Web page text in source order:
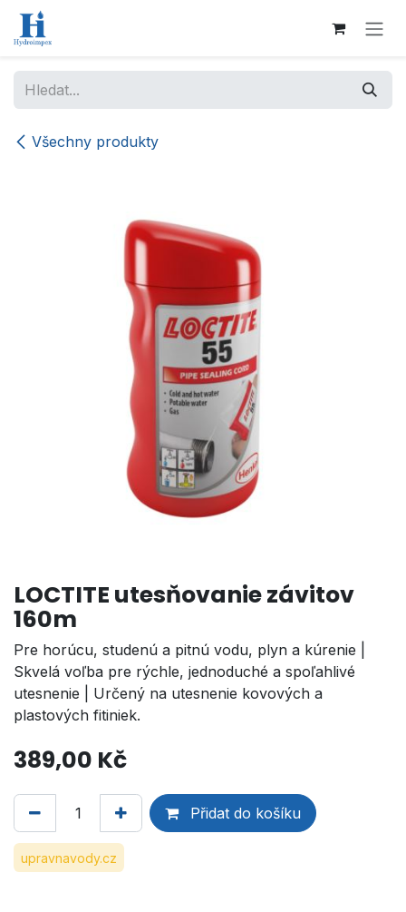
Přejít na obsah
Všechny produkty
LOCTITE utesňovanie závitov
160m
Pre horúcu, studenú a pitnú vodu, plyn a kúrenie |
Skvelá voľba pre rýchle, jednoduché a spoľahlivé
utesnenie | Určený na utesnenie kovových a
plastových fitiniek.
389,00 Kč
Přidat do košíku
upravnavody.cz